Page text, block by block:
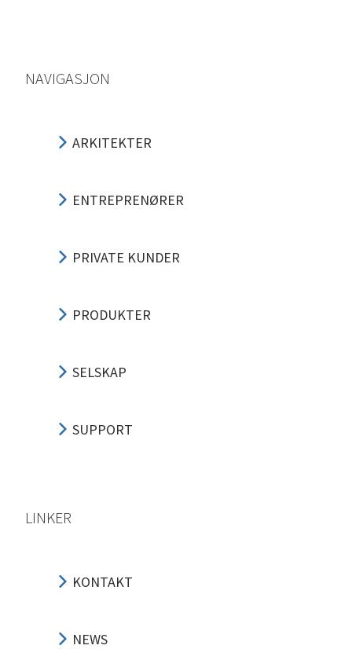
NAVIGASJON
ARKITEKTER
ENTREPRENØRER
PRIVATE KUNDER
PRODUKTER
SELSKAP
SUPPORT
LINKER
KONTAKT
NEWS